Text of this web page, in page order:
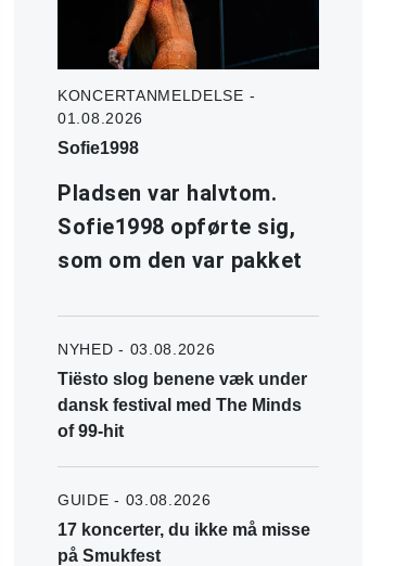
KONCERTANMELDELSE -
01.08.2026
Sofie1998
Pladsen var halvtom.
Sofie1998 opførte sig,
som om den var pakket
NYHED - 03.08.2026
Tiësto slog benene væk under
dansk festival med The Minds
of 99-hit
GUIDE - 03.08.2026
17 koncerter, du ikke må misse
på Smukfest